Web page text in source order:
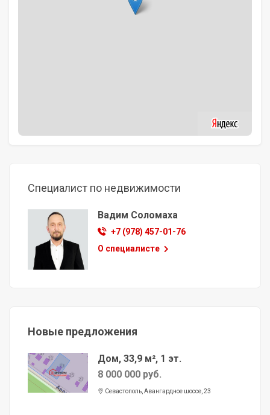
Специалист по недвижимости
Вадим Соломаха
+7 (978) 457-01-76
О специалисте
Новые предложения
Дом, 33,9 м², 1 эт.
8 000 000 руб.
Севастополь, Авангардное шоссе, 23